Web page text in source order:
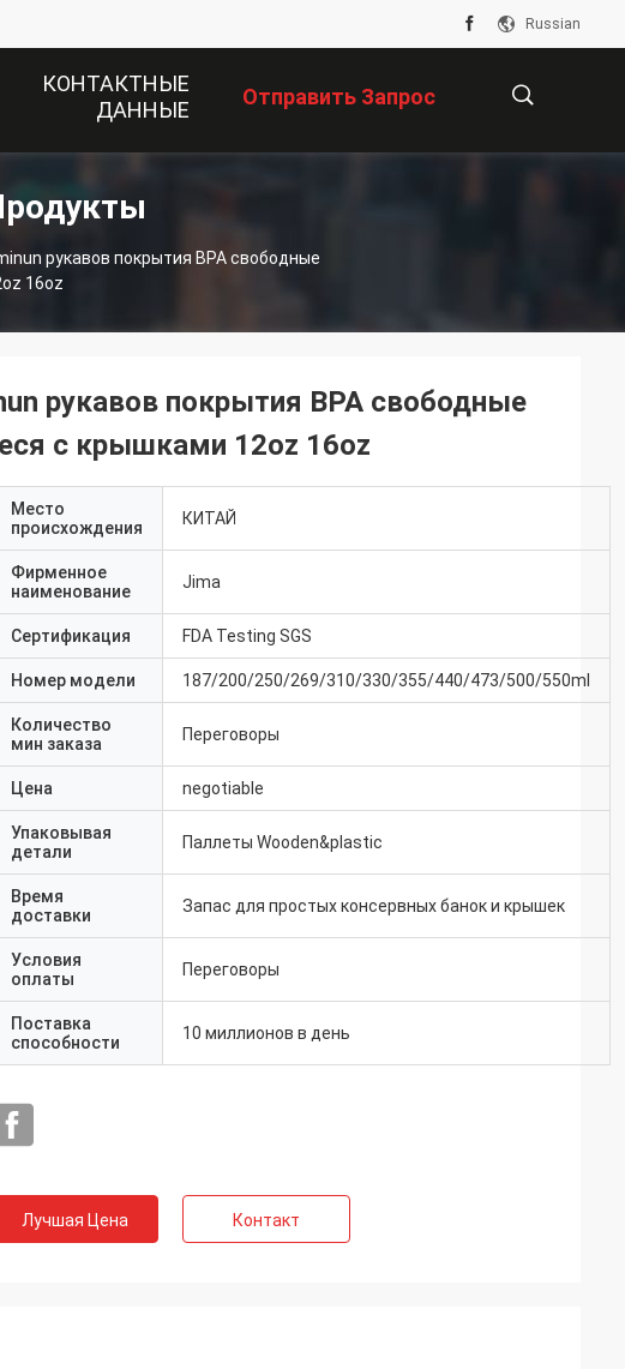
Russian
КОНТАКТНЫЕ
ДАННЫЕ
Отправить Запрос
рукавов покрытия BPA свободные
16oz
рукавов покрытия BPA свободные
с крышками 12oz 16oz
Место
происхождения
КИТАЙ
Фирменное
наименование
Jima
Сертификация FDA Testing SGS
Номер модели 187/200/250/269/310/330/355/440/473/500/550ml
Количество
мин заказа
Переговоры
Цена negotiable
Упаковывая
детали
Паллеты Wooden&plastic
Время
доставки
Запас для простых консервных банок и крышек
Условия
оплаты
Переговоры
Поставка
способности
10 миллионов в день
Лучшая Цена Контакт